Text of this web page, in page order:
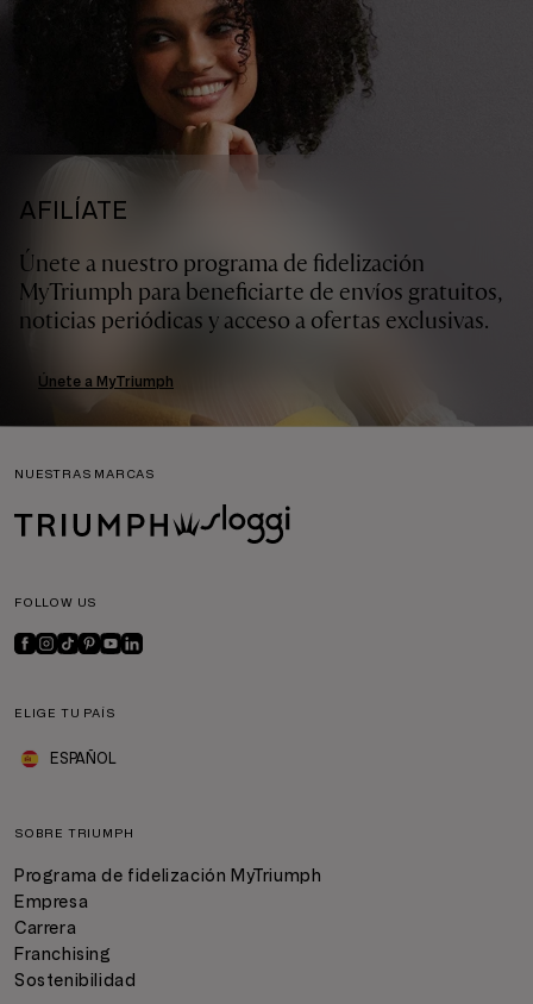
AFILÍATE
Únete a nuestro programa de fidelización
MyTriumph para beneficiarte de envíos gratuitos,
noticias periódicas y acceso a ofertas exclusivas.
Únete a MyTriumph
NUESTRAS MARCAS
FOLLOW US
ELIGE TU PAÍS
ESPAÑOL
SOBRE TRIUMPH
Programa de fidelización MyTriumph
Empresa
Carrera
Franchising
Sostenibilidad